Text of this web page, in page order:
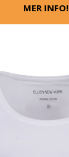
MER INFO!